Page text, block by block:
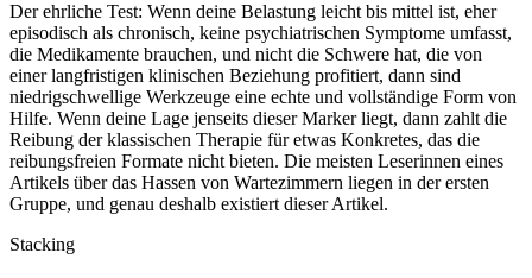
Der ehrliche Test: Wenn deine Belastung leicht bis mittel ist, eher
episodisch als chronisch, keine psychiatrischen Symptome umfasst,
die Medikamente brauchen, und nicht die Schwere hat, die von
einer langfristigen klinischen Beziehung profitiert, dann sind
niedrigschwellige Werkzeuge eine echte und vollständige Form von
Hilfe. Wenn deine Lage jenseits dieser Marker liegt, dann zahlt die
Reibung der klassischen Therapie für etwas Konkretes, das die
reibungsfreien Formate nicht bieten. Die meisten Leserinnen eines
Artikels über das Hassen von Wartezimmern liegen in der ersten
Gruppe, und genau deshalb existiert dieser Artikel.
Stacking